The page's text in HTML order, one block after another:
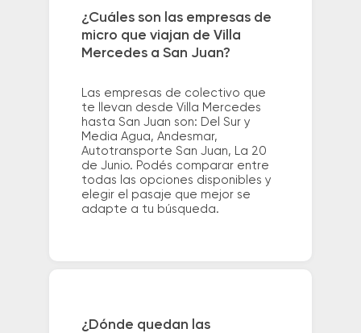
¿Cuáles son las empresas de
micro que viajan de Villa
Mercedes a San Juan?
Las empresas de colectivo que
te llevan desde Villa Mercedes
hasta San Juan son: Del Sur y
Media Agua, Andesmar,
Autotransporte San Juan, La 20
de Junio. Podés comparar entre
todas las opciones disponibles y
elegir el pasaje que mejor se
adapte a tu búsqueda.
¿Dónde quedan las